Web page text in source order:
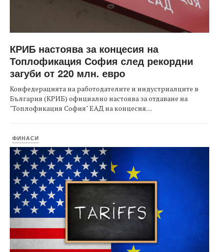
КРИБ настоява за концесия на
Топлофикация София след рекордни
загуби от 220 млн. евро
Конфедерацията на работодателите и индустриалците в
България (КРИБ) официално настоява за отдаване на
"Топлофикация София" ЕАД на концесия....
ФИНАСИ